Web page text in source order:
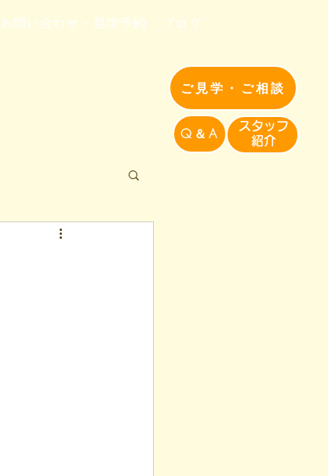
ご見学・ご相談
Q＆A
​スタッフ
紹介​
お問い合わせ・見学予約 ブログ